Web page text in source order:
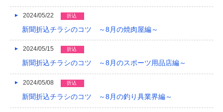
2024/05/22 折込
新聞折込チラシのコツ ～8月の焼肉屋編～
2024/05/15 折込
新聞折込チラシのコツ ～8月のスポーツ用品店編～
2024/05/08 折込
新聞折込チラシのコツ ～8月の釣り具業界編～